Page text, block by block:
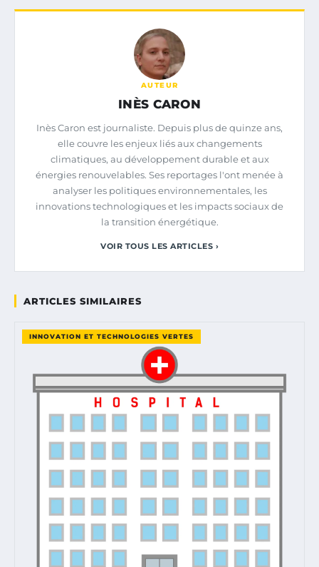
AUTEUR
INÈS CARON
Inès Caron est journaliste. Depuis plus de quinze ans,
elle couvre les enjeux liés aux changements
climatiques, au développement durable et aux
énergies renouvelables. Ses reportages l'ont menée à
analyser les politiques environnementales, les
innovations technologiques et les impacts sociaux de
la transition énergétique.
VOIR TOUS LES ARTICLES ›
ARTICLES SIMILAIRES
INNOVATION ET TECHNOLOGIES VERTES